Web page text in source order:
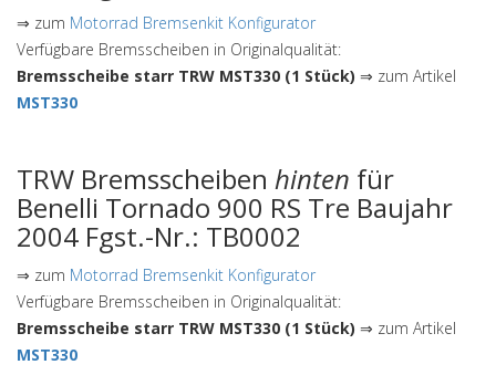
⇒ zum Motorrad Bremsenkit Konfigurator
Verfügbare Bremsscheiben in Originalqualität:
Bremsscheibe starr TRW MST330 (1 Stück) ⇒ zum Artikel
MST330
TRW Bremsscheiben hinten für
Benelli Tornado 900 RS Tre Baujahr
2004 Fgst.-Nr.: TB0002
⇒ zum Motorrad Bremsenkit Konfigurator
Verfügbare Bremsscheiben in Originalqualität:
Bremsscheibe starr TRW MST330 (1 Stück) ⇒ zum Artikel
MST330